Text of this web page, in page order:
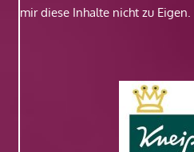
mir diese Inhalte nicht zu Eigen.